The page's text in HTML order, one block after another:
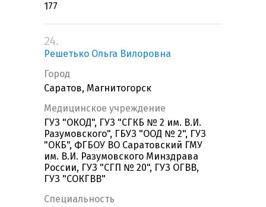
177
24.
Решетько Ольга Вилоровна
Город
Саратов, Магнитогорск
Медицинское учреждение
ГУЗ "ОКОД", ГУЗ "СГКБ № 2 им. В.И.
Разумовского", ГБУЗ "ООД № 2", ГУЗ
"ОКБ", ФГБОУ ВО Саратовский ГМУ
им. В.И. Разумовского Минздрава
России, ГУЗ "СГП № 20", ГУЗ ОГВВ,
ГУЗ "СОКГВВ"
Специальность